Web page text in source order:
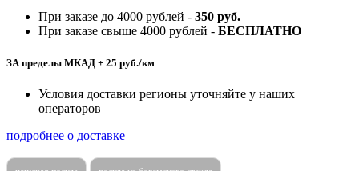
При заказе до 4000 рублей - 350 руб.
При заказе свыше 4000 рублей - БЕСПЛАТНО
ЗА пределы МКАД + 25 руб./км
Условия доставки регионы уточняйте у наших
операторов
подробнее о доставке